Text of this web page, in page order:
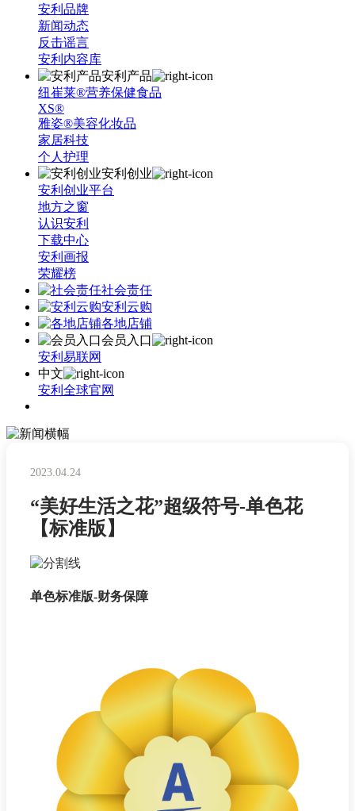
安利品牌
新闻动态
反击谣言
安利内容库
安利产品
纽崔莱®营养保健食品
XS®
雅姿®美容化妆品
家居科技
个人护理
安利创业
安利创业平台
地方之窗
认识安利
下载中心
安利画报
荣耀榜
社会责任
安利云购
各地店铺
会员入口
安利易联网
中文
安利全球官网
2023.04.24
“美好生活之花”超级符号-单色花
【标准版】
单色标准版-财务保障